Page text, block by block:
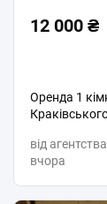
12 000 ₴
Оренда 1
необхідні
Вигоди
від агентства
вчора